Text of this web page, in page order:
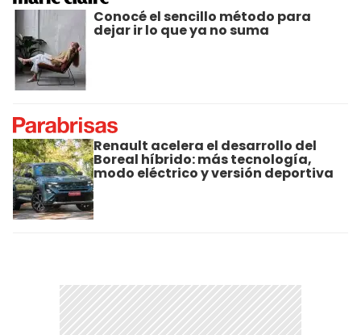
Conocé el sencillo método para
dejar ir lo que ya no suma
Renault acelera el desarrollo del
Boreal híbrido: más tecnología,
modo eléctrico y versión deportiva